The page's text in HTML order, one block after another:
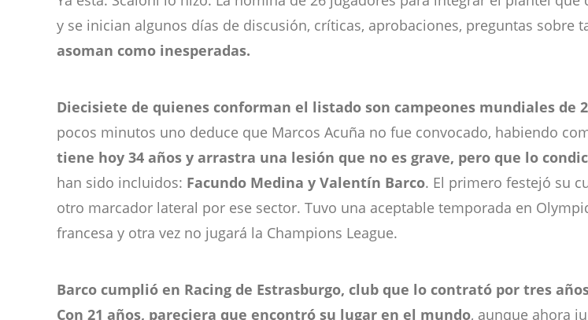
y se inician algunos días de discusión, críticas, aprobaciones, preguntas sobre
asoman como inesperadas.
Diecisiete de quienes conforman el listado son campeones mundiales de
pocos minutos uno deduce que Marcos Acuña no fue convocado, habiendo
tiene hoy 34 años y arrastra una lesión que no es grave, pero que lo
han sido incluidos: Facundo Medina y Valentín Barco. El primero festejó su
otro marcador lateral por ese sector. Tuvo una aceptable temporada en
francesa y otra vez no jugará la Champions League.
Barco cumplió en Racing de Estrasburgo, club que lo contrató por tres
Con 21 años, pareciera que encontró su lugar en el mundo, aunque ahora